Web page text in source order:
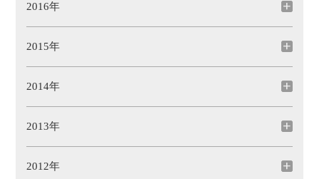
2016年
2015年
2014年
2013年
2012年